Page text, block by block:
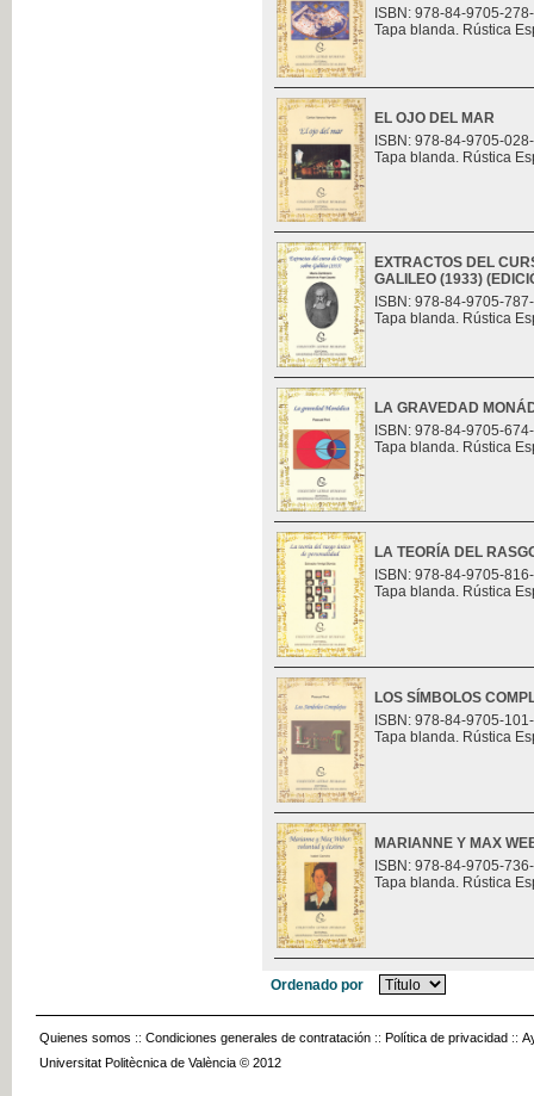
ISBN: 978-84-9705-
Tapa blanda. Rústica
EL OJO DEL MAR
ISBN: 978-84-9705-
Tapa blanda. Rústica
EXTRACTOS DEL
GALILEO (1933)
ISBN: 978-84-9705-
Tapa blanda. Rústica
LA GRAVEDAD
ISBN: 978-84-9705-
Tapa blanda. Rústica
LA TEORÍA DEL
ISBN: 978-84-9705-
Tapa blanda. Rústica
LOS SÍMBOLOS
ISBN: 978-84-9705-
Tapa blanda. Rústica
MARIANNE Y MAX
ISBN: 978-84-9705-
Tapa blanda. Rústica
Ordenado por
Quienes somos :: Condiciones generales de contratación :: Política de privacidad ::
Universitat Politècnica de València © 2012